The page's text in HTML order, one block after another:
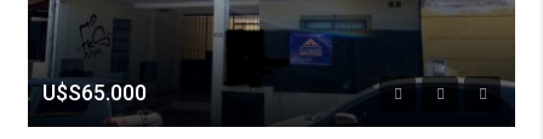
U$S65.000